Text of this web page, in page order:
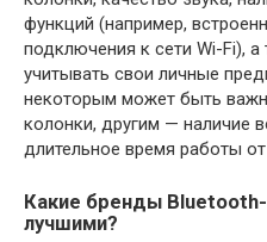
функций (например,
подключения к сети Wi-Fi),
учитывать свои личные
некоторым может быть
колонки, другим — наличие
длительное время работы
Какие бренды
лучшими?